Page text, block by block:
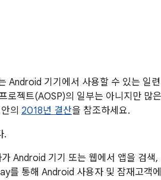
Android 기기에서 사용할 수 있는 일
로젝트(AOSP)의 일부는 아니지만 많
의 2018년 결산을 참조하세요.
.
Android 기기 또는 웹에서 앱을 검색,
를 통해 Android 사용자 및 잠재고객